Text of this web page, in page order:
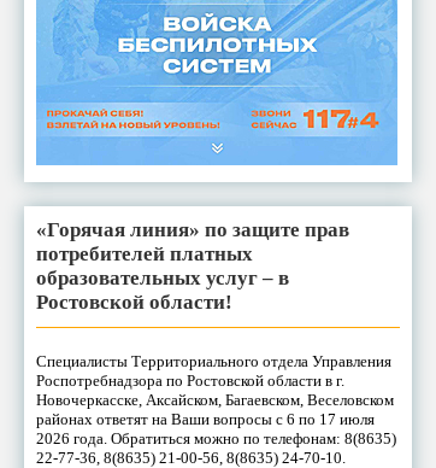
«Горячая линия» по защите прав
потребителей платных
образовательных услуг – в
Ростовской области!
Специалисты Территориального отдела Управления
Роспотребнадзора по Ростовской области в г.
Новочеркасске, Аксайском, Багаевском, Веселовском
районах ответят на Ваши вопросы с 6 по 17 июля
2026 года. Обратиться можно по телефонам: 8(8635)
22-77-36, 8(8635) 21-00-56, 8(8635) 24-70-10.